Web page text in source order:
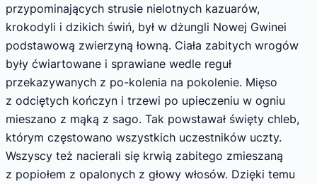
przypominających strusie nielotnych kazuarów,
krokodyli i dzikich świń, był w dżungli Nowej Gwinei
podstawową zwierzyną łowną. Ciała zabitych wrogów
były ćwiartowane i sprawiane wedle reguł
przekazywanych z po-kolenia na pokolenie. Mięso
z odciętych kończyn i trzewi po upieczeniu w ogniu
mieszano z mąką z sago. Tak powstawał święty chleb,
którym częstowano wszystkich uczestników uczty.
Wszyscy też nacierali się krwią zabitego zmieszaną
z popiołem z opalonych z głowy włosów. Dzięki temu